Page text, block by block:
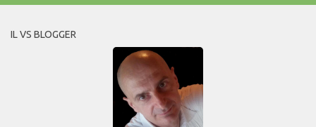
IL VS BLOGGER